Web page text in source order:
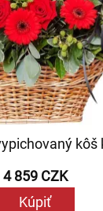
kôš
4 859 CZK
Kúpiť